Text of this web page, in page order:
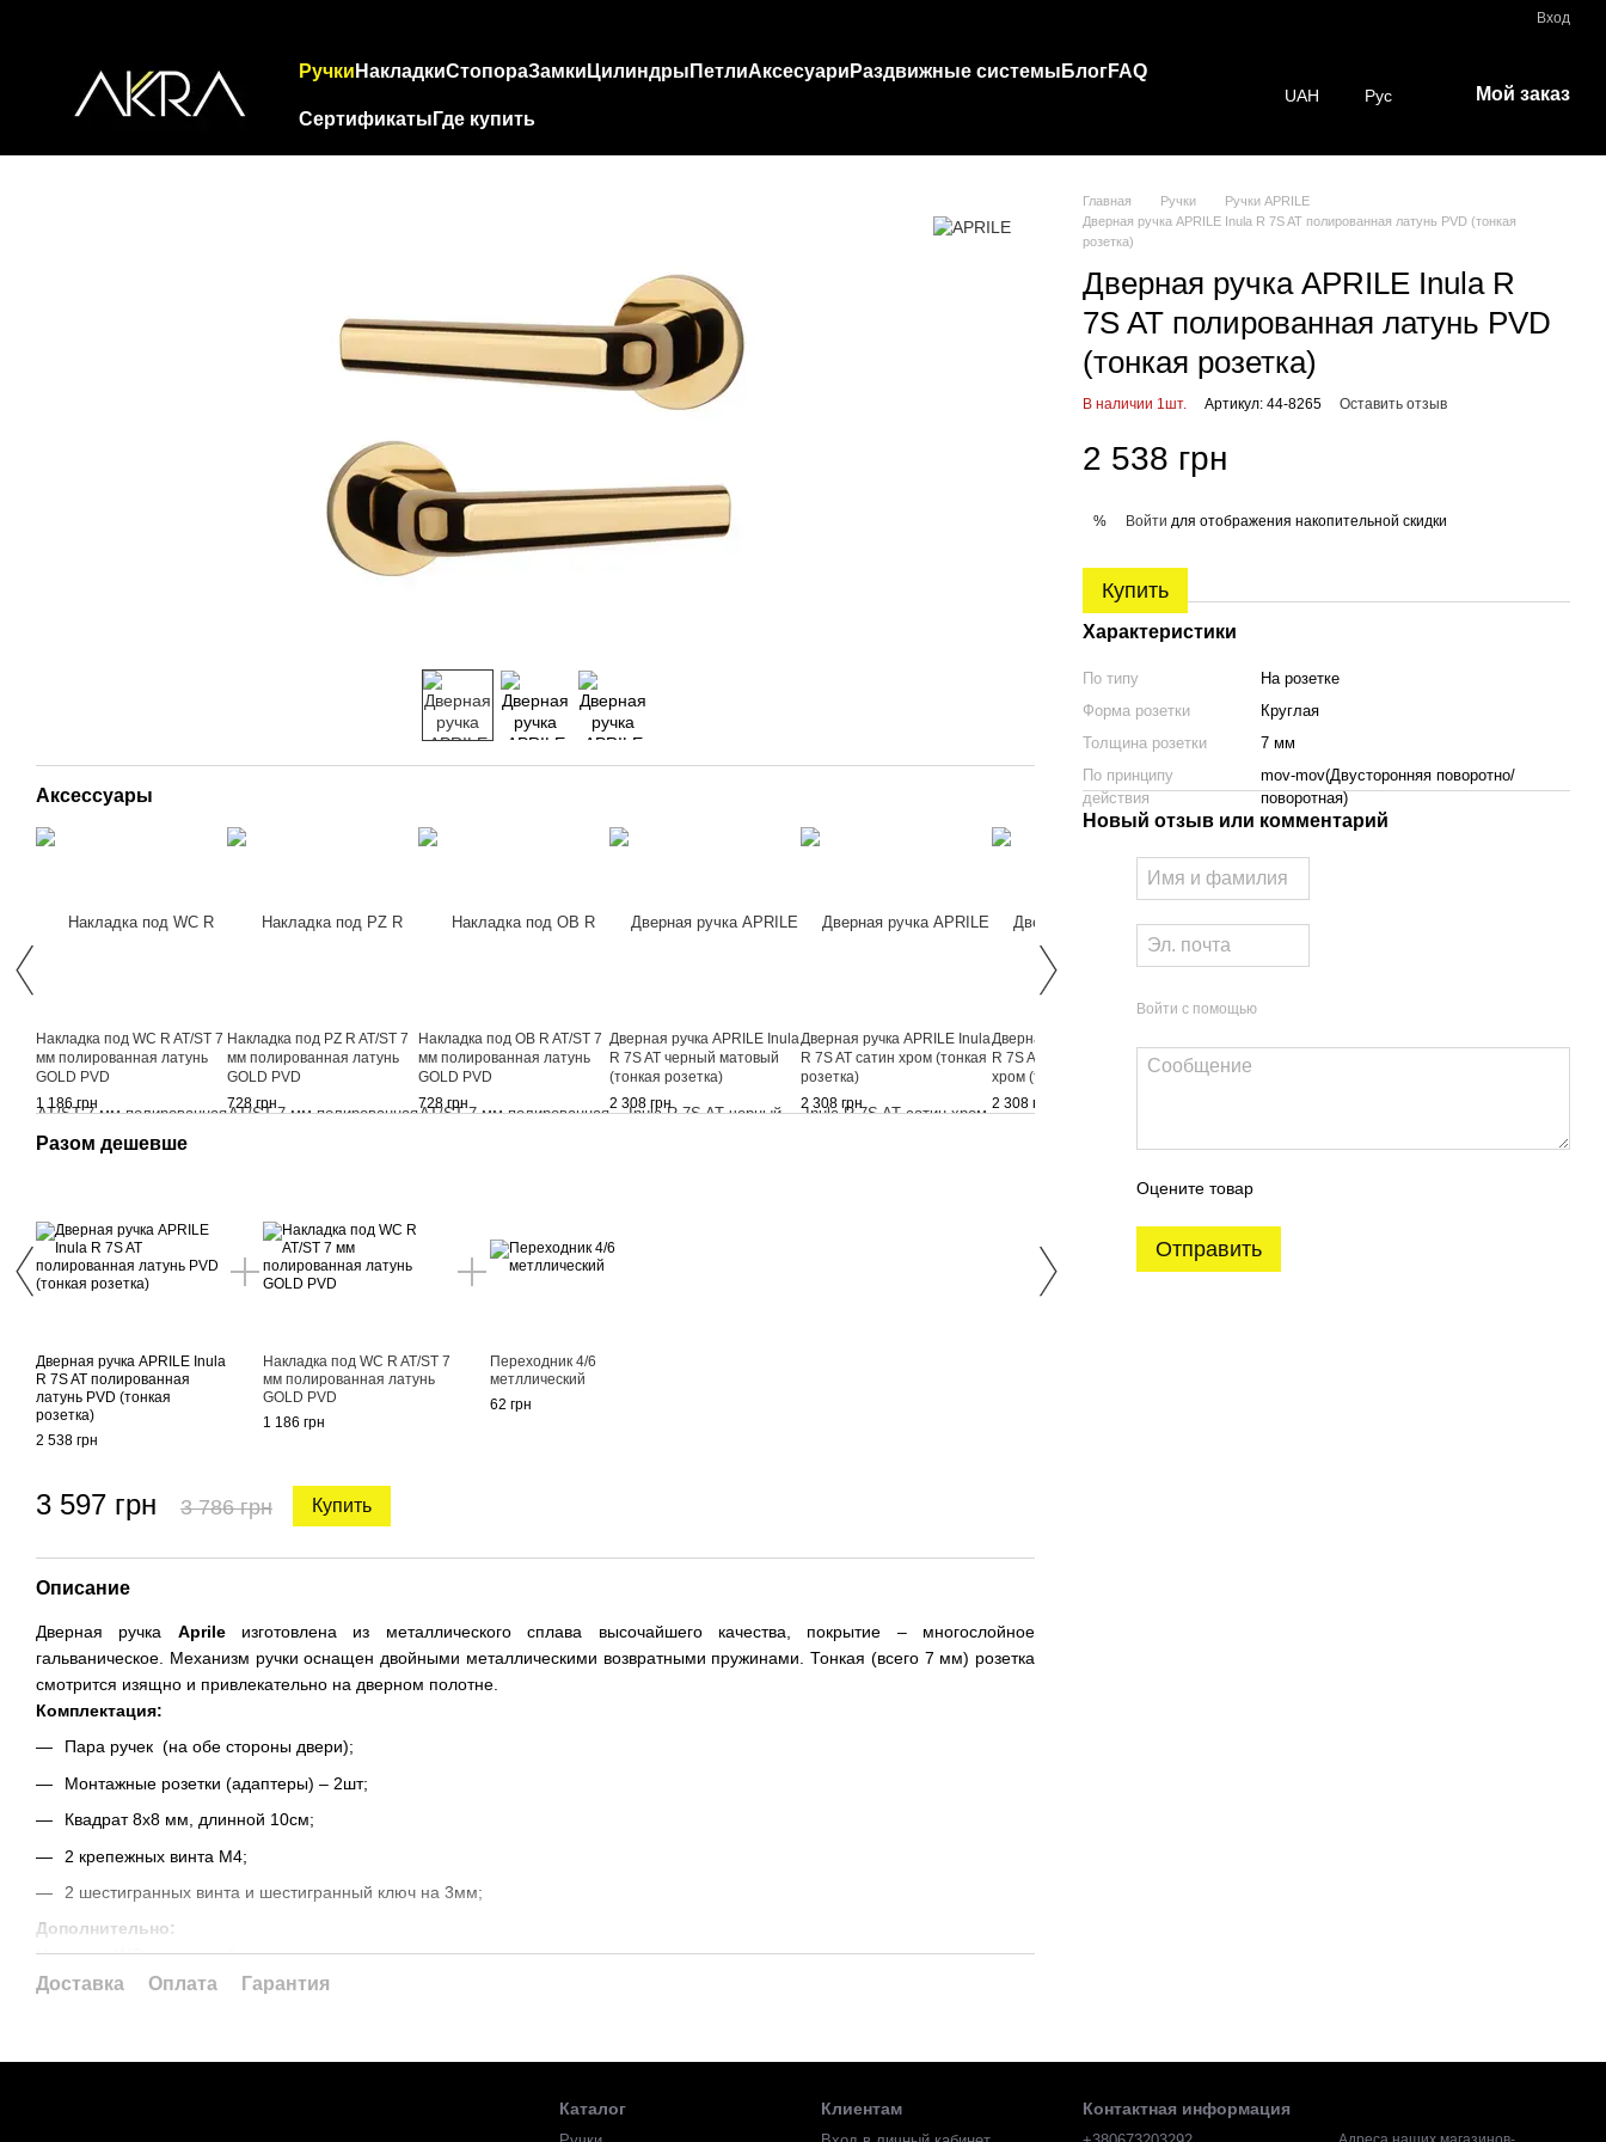
Вход
Ручки НакладкиСтопораЗамки Цилиндры ПетлиАксесуари Раздвижные системы БлогFAQ
Сертификаты Где купить
UAH Рус Мой заказ
Аксессуары
Накладка под WC R AT/ST 7
мм полированная латунь
GOLD PVD
1 186 грн
Накладка под PZ R AT/ST 7
мм полированная латунь
GOLD PVD
728 грн
Накладка под OB R AT/ST 7
мм полированная латунь
GOLD PVD
728 грн
Дверная ручка APRILE Inula
R 7S AT черный матовый
(тонкая розетка)
2 308 грн
Дверная ручка APRILE Inula
R 7S AT сатин хром (тонкая
розетка)
2 308 грн
Дверная ручка APRILE Inula
R 7S AT полированный
хром (тонкая розетка)
2 308 грн
метллический
Разом дешевше
Дверная ручка APRILE Inula
R 7S AT полированная
латунь PVD (тонкая
розетка)
2 538 грн
Накладка под WC R AT/ST 7
мм полированная латунь
GOLD PVD
1 186 грн
Переходник 4/6
метллический
62 грн
3 597 грн 3 786 грн Купить
Описание
Дверная ручка Aprileизготовлена из металлического сплава высочайшего качества, покрытие – многослойное
гальваническое. Механизм ручки оснащен двойными металлическими возвратными пружинами. Тонкая (всего 7 мм) розетка
смотрится изящно и привлекательно на дверном полотне.
Комплектация:
Пара ручек (на обе стороны двери);
Монтажные розетки (адаптеры) – 2шт;
Квадрат 8х8 мм, длинной 10см;
2 крепежных винта М4;
2 шестигранных винта и шестигранный ключ на 3мм;
Дополнительно:
Накладка WC для дверей в санузле;
Накладка PZ (под цилиндр) для дверей, закрывающихся на персональный ключ.
Доставка Оплата Гарантия
Главная Ручки
Ручки APRILE
Дверная ручка APRILE Inula R 7S AT полированная латунь PVD (тонкая
розетка)
Дверная ручка APRILE Inula R
7S AT полированная латунь PVD
(тонкая розетка)
В наличии 1шт. Артикул: 44-8265 Оставить отзыв
2 538 грн
% Войти для отображения накопительной скидки
Купить
Характеристики
По типу
На розетке
Форма розетки
Круглая
Толщина розетки
7 мм
По принципу
действия
mov-mov(Двусторонняя поворотно/
поворотная)
Новый отзыв или комментарий
Войти с помощью
Оцените товар
Отправить
Каталог Клиентам Контактная информация